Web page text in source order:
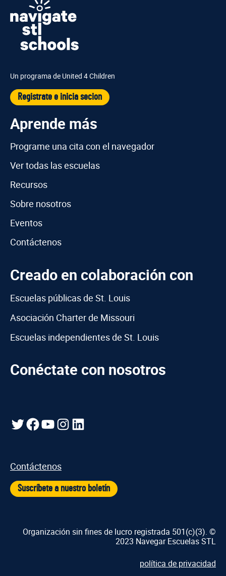
Un programa de United 4 Children
Registrate e inicia secion
Aprende más
Programe una cita con el navegador
Ver todas las escuelas
Recursos
Sobre nosotros
Eventos
Contáctenos
Creado en colaboración con
Escuelas públicas de St. Louis
Asociación Charter de Missouri
Escuelas independientes de St. Louis
Conéctate con nosotros
Gorjeo
Facebook
YouTube
Instagram
LinkedIn
Contáctenos
Suscríbete a nuestro boletín
Organización sin fines de lucro registrada 501(c)(3). ©
2023 Navegar Escuelas STL
política de privacidad